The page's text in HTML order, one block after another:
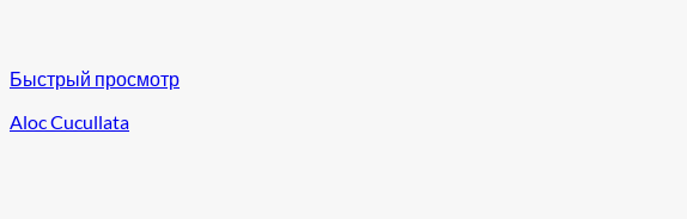
Быстрый просмотр
Aloc Cucullata